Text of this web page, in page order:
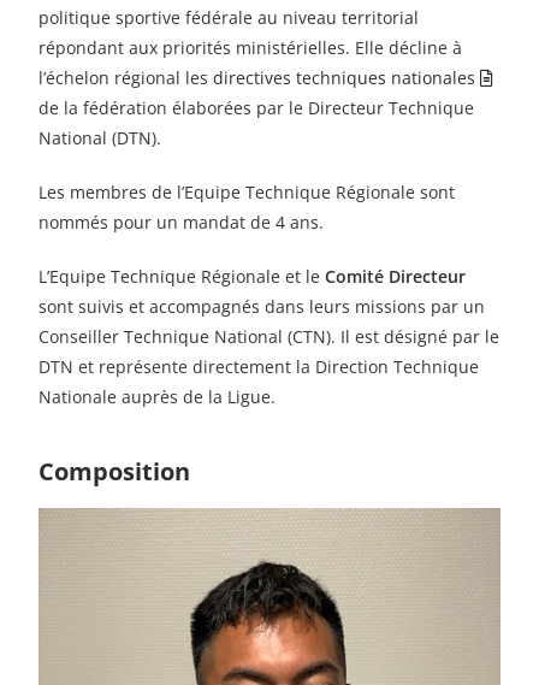
politique sportive fédérale au niveau territorial
répondant aux priorités ministérielles. Elle décline à
l’échelon régional lesdirectives techniques nationales
de la fédération élaborées par le Directeur Technique
National (DTN).
Les membres de l’Equipe Technique Régionale sont
nommés pour un mandat de 4 ans.
L’Equipe Technique Régionale et leComité Directeur
sont suivis et accompagnés dans leurs missions par un
Conseiller Technique National (CTN). Il est désigné par le
DTN et représente directement la Direction Technique
Nationale auprès de la Ligue.
Composition